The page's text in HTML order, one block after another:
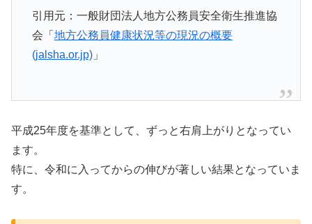
引用元：一般財団法人地方公務員安全衛生推進協
会「 地方公務員健康状況等の現況の概要
(jalsha.or.jp)」
平成25年度を基準として、ずっと右肩上がりとなってい
ます。
特に、令和に入ってからの伸びが著しい結果となっていま
す。